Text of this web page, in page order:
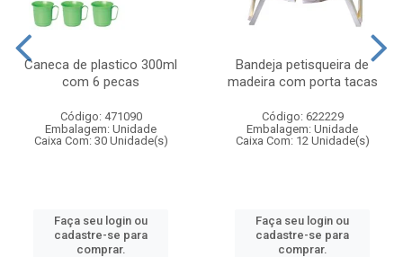
Caneca de plastico 300ml
com 6 pecas
Código: 471090
Embalagem: Unidade
Caixa Com: 30 Unidade(s)
Faça seu login ou
cadastre-se para
comprar.
Bandeja petisqueira de
madeira com porta tacas
Código: 622229
Embalagem: Unidade
Caixa Com: 12 Unidade(s)
Faça seu login ou
cadastre-se para
comprar.